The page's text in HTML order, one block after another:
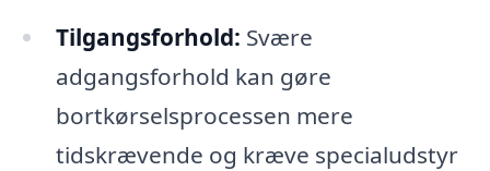
Tilgangsforhold: Svære
adgangsforhold kan gøre
bortkørselsprocessen mere
tidskrævende og kræve specialudstyr